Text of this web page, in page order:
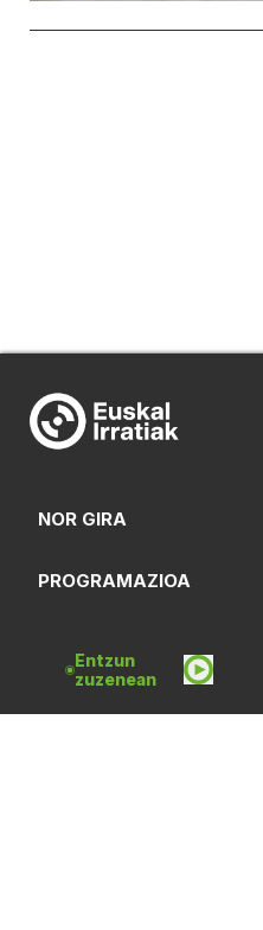
Entzun
zuzenean
NOR GIRA
PROGRAMAZIOA